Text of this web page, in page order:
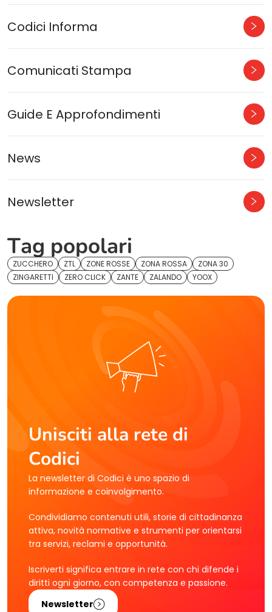
Codici Informa
Comunicati Stampa
Guide E Approfondimenti
News
Newsletter
Tag popolari
ZUCCHERO ZTL ZONE ROSSE ZONA ROSSA
ZONA 30
ZINGARETTI
ZERO CLICK ZANTE ZALANDO YOOX
Unisciti alla rete di
Codici
La newsletter di Codici è uno spazio di
informazione e coinvolgimento.
Condividiamo contenuti utili, storie di cittadinanza
attiva, novità normative e strumenti per orientarsi
tra servizi, reclami e opportunità.
Iscriverti significa entrare in rete con chi difende i
diritti ogni giorno, con competenza e passione.
Newsletter